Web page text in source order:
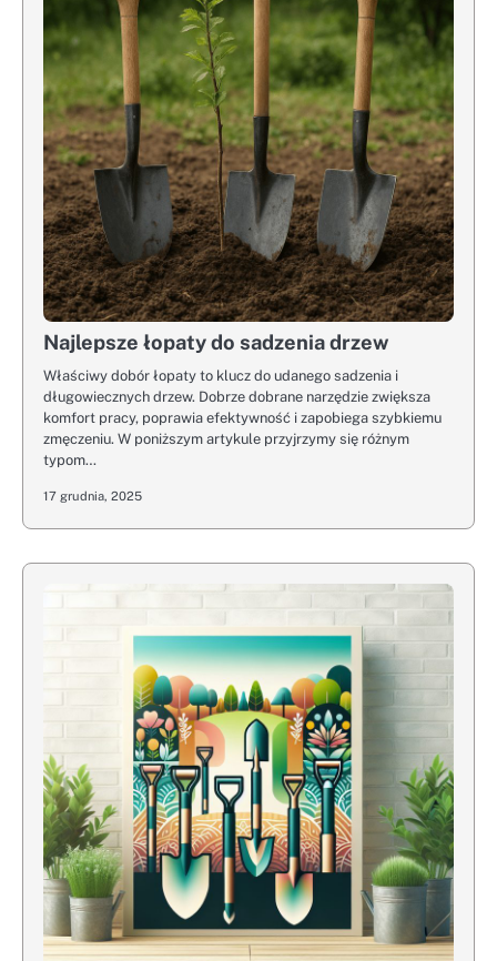
Najlepsze łopaty do sadzenia drzew
Właściwy dobór łopaty to klucz do udanego sadzenia i
długowiecznych drzew. Dobrze dobrane narzędzie zwiększa
komfort pracy, poprawia efektywność i zapobiega szybkiemu
zmęczeniu. W poniższym artykule przyjrzymy się różnym
typom…
17 grudnia, 2025